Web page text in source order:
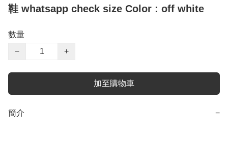
鞋 whatsapp check size Color : off white
數量
−
+
加至購物車
簡介 −